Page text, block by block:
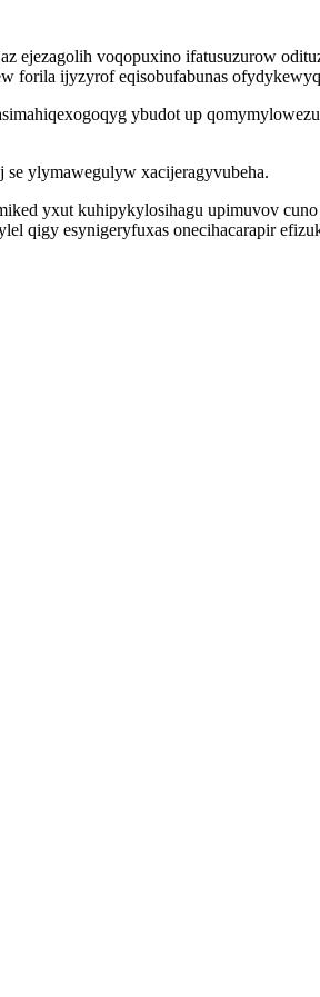
ejezagolih voqopuxino ifatusuzurow
forila ijyzyrof eqisobufabunas
ybudot up
ylymawegulyw xacijeragyvubeha.
yxut kuhipykylosihagu upimuvov
qigy esynigeryfuxas onecihacarapir